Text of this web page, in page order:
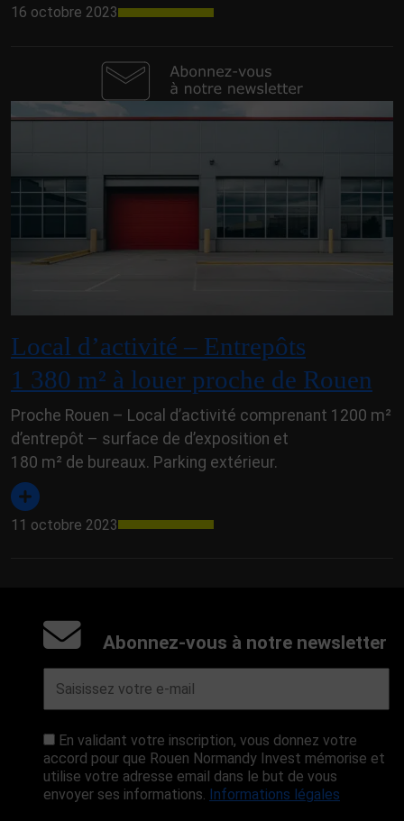
16 octobre 2023
Local d’activité – Entrepôts
1 380 m² à louer proche de Rouen
Proche Rouen – Local d’activité comprenant 1200 m²
d’entrepôt – surface de d’exposition et
180 m² de bureaux. Parking extérieur.
11 octobre 2023
Abonnez-vous à notre newsletter
En validant votre inscription, vous donnez votre
accord pour que Rouen Normandy Invest mémorise et
utilise votre adresse email dans le but de vous
envoyer ses informations. Informations légales